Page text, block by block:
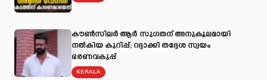
കൗൺസിലർ ആർ സുഗതന് അനുകൂലമായി
നല്‍കിയ കുറിപ്പ്; റദ്ദാക്കി തദ്ദേശ സ്വയം
ഭരണവകുപ്പ്
KERALA